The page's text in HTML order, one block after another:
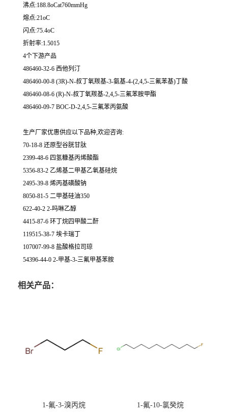
沸点:188.8oCat760mmHg
熔点:21oC
闪点:75.4oC
折射率:1.5015
4个下游产品
486460-32-6 西他列汀
486460-00-8 (3R)-N-叔丁氧羰基-3-氨基-4-(2,4,5-三氟苯基)丁酸
486460-08-6 (R)-N-叔丁氧羰基-2,4,5-三氟苯胺甲酯
486460-09-7 BOC-D-2,4,5-三氟苯丙氨酸
生产厂家优惠供应以下品种,欢迎咨询:
70-18-8 还原型谷胱甘肽
2399-48-6 四氢糠基丙烯酸酯
5356-83-2 乙烯基二甲基乙氧基硅烷
2495-39-8 烯丙基磺酸钠
8050-81-5 二甲基硅油350
622-40-2 2-吗啉乙醇
4415-87-6 环丁烷四甲酸二酐
119515-38-7 埃卡瑞丁
107007-99-8 盐酸格拉司琼
54396-44-0 2-甲基-3-三氟甲基苯胺
相关产品：
1-氟-3-溴丙烷 1-氟-10-氯癸烷